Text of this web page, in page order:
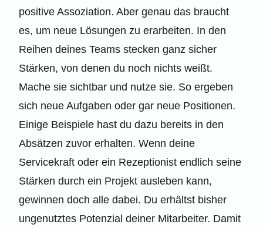
positive Assoziation. Aber genau das braucht
es, um neue Lösungen zu erarbeiten. In den
Reihen deines Teams stecken ganz sicher
Stärken, von denen du noch nichts weißt.
Mache sie sichtbar und nutze sie. So ergeben
sich neue Aufgaben oder gar neue Positionen.
Einige Beispiele hast du dazu bereits in den
Absätzen zuvor erhalten. Wenn deine
Servicekraft oder ein Rezeptionist endlich seine
Stärken durch ein Projekt ausleben kann,
gewinnen doch alle dabei. Du erhältst bisher
ungenutztes Potenzial deiner Mitarbeiter. Damit